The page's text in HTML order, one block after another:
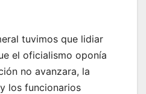
tuvimos que lidiar
el oficialismo oponía
no avanzara, la
los funcionarios